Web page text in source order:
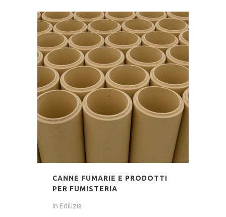
CANNE FUMARIE E PRODOTTI
PER FUMISTERIA
In Edilizia